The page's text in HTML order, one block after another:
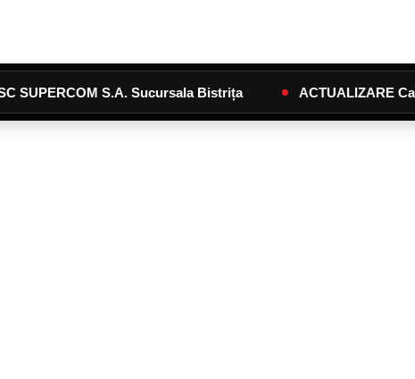
S.A. Sucursala Bistrița ACTUALIZARE Calendar